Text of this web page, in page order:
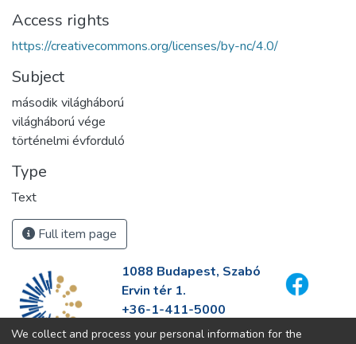
Access rights
https://creativecommons.org/licenses/by-nc/4.0/
Subject
második világháború
világháború vége
történelmi évforduló
Type
Text
Full item page
1088 Budapest, Szabó
Ervin tér 1.
+36-1-411-5000
info@fszek.hu
We collect and process your personal information for the